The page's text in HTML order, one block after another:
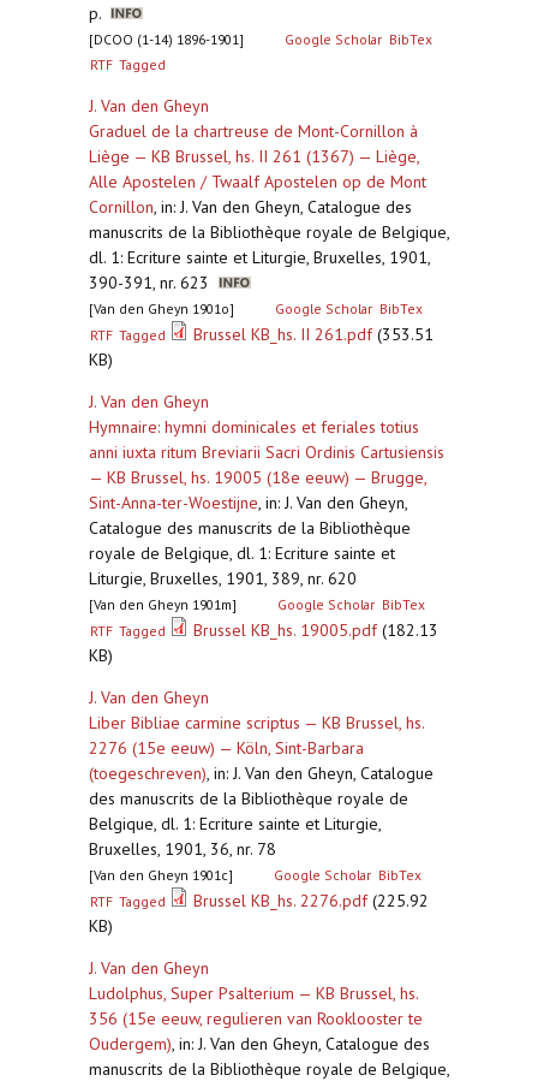
p.
[DCOO (1-14) 1896-1901] Google Scholar BibTex
RTF Tagged
J. Van den Gheyn
Graduel de la chartreuse de Mont-Cornillon à
Liège — KB Brussel, hs. II 261 (1367) — Liège,
Alle Apostelen / Twaalf Apostelen op de Mont
Cornillon, in: J. Van den Gheyn, Catalogue des
manuscrits de la Bibliothèque royale de Belgique,
dl. 1: Ecriture sainte et Liturgie, Bruxelles, 1901,
390-391, nr. 623
[Van den Gheyn 1901o] Google Scholar BibTex
RTF Tagged Brussel KB_hs. II 261.pdf(353.51
KB)
J. Van den Gheyn
Hymnaire: hymni dominicales et feriales totius
anni iuxta ritum Breviarii Sacri Ordinis Cartusiensis
— KB Brussel, hs. 19005 (18e eeuw) — Brugge,
Sint-Anna-ter-Woestijne, in: J. Van den Gheyn,
Catalogue des manuscrits de la Bibliothèque
royale de Belgique, dl. 1: Ecriture sainte et
Liturgie, Bruxelles, 1901, 389, nr. 620
[Van den Gheyn 1901m] Google Scholar BibTex
RTF Tagged Brussel KB_hs. 19005.pdf(182.13
KB)
J. Van den Gheyn
Liber Bibliae carmine scriptus — KB Brussel, hs.
2276 (15e eeuw) — Köln, Sint-Barbara
(toegeschreven), in: J. Van den Gheyn, Catalogue
des manuscrits de la Bibliothèque royale de
Belgique, dl. 1: Ecriture sainte et Liturgie,
Bruxelles, 1901, 36, nr. 78
[Van den Gheyn 1901c] Google Scholar BibTex
RTF Tagged Brussel KB_hs. 2276.pdf(225.92
KB)
J. Van den Gheyn
Ludolphus, Super Psalterium — KB Brussel, hs.
356 (15e eeuw, regulieren van Rooklooster te
Oudergem), in: J. Van den Gheyn, Catalogue des
manuscrits de la Bibliothèque royale de Belgique,